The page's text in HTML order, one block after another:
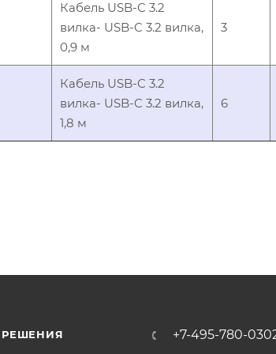
Кабель USB-C 3.2
вилка- USB-C 3.2 вилка,
0,9 м
3
Кабель USB-C 3.2
вилка- USB-C 3.2 вилка,
1,8 м
6
РЕШЕНИЯ +7-495-780-